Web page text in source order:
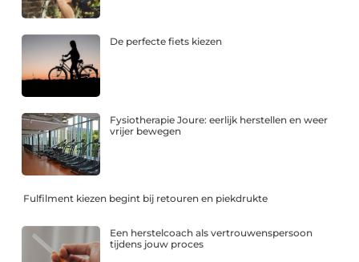
De perfecte fiets kiezen
Fysiotherapie Joure: eerlijk herstellen en weer
vrijer bewegen
Fulfilment kiezen begint bij retouren en piekdrukte
Een herstelcoach als vertrouwenspersoon
tijdens jouw proces